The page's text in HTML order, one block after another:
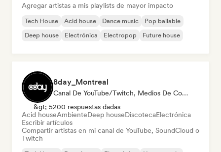
Agregar artistas a mis playlists de mayor impacto
Tech House Acid house Dance music
Pop bailable
Deep house
Electrónica Electropop Future house
8day_Montreal
Canal De YouTube/Twitch, Medios De Comunicación/Periodista
&gt; 5200 respuestas dadas
Acid houseAmbienteDeep houseDiscotecaElectrónica
Escribir artículos
Compartir artistas en mi canal de YouTube, SoundCloud o
Twitch